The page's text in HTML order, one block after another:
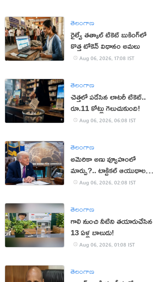
తెలంగాణ
రైల్వే తత్కాల్ టికెట్ బుకింగ్‌లో
కొత్త టోకెన్ విధానం అమలు
Aug 06, 2026, 17:08 IST
తెలంగాణ
చెత్తలో పడేసిన లాటరీ టికెట్..
రూ.11 కోట్లు గెలుచుకుంది!
Aug 06, 2026, 06:08 IST
తెలంగాణ
అమెరికా అణు వ్యూహంలో
మార్పు?.. టాక్టికల్ ఆయుధాలకు
ప్రాధాన్యం!
Aug 06, 2026, 02:08 IST
తెలంగాణ
గాలి నుంచి నీటిని తయారుచేసిన
13 ఏళ్ల బాలుడు!
Aug 06, 2026, 01:08 IST
తెలంగాణ